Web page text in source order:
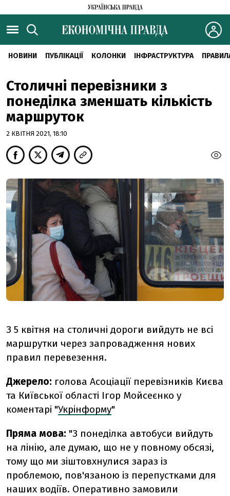
НОВИНИ ПУБЛІКАЦІЇ КОЛОНКИ ІНФРАСТРУКТУРА
Столичні перевізники з
понеділка зменшать кількість
маршруток
2 КВІТНЯ 2021, 18:10
З 5 квітня на столичні дороги вийдуть не всі
маршрутки через запровадження нових
правил перевезення.
Джерело: голова Асоціації перевізників Києва
та Київської області Ігор Мойсеєнко у
коментарі "Укрінформу"
Пряма мова: "З понеділка автобуси вийдуть
на лінію, але думаю, що не у повному обсязі,
тому що ми зіштовхнулися зараз із
проблемою, пов'язаною із перепустками для
наших водіїв. Оперативно замовили